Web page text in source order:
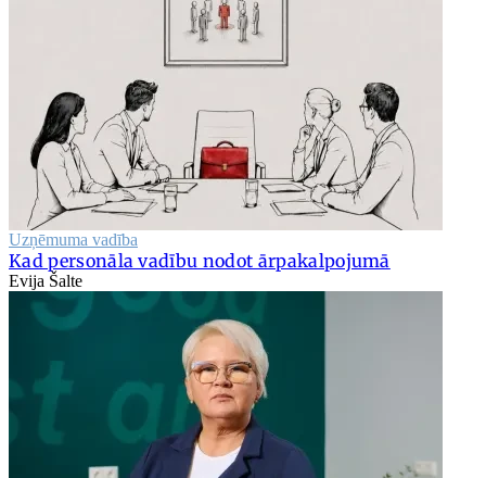
Uzņēmuma vadība
Kad personāla vadību nodot ārpakalpojumā
Evija Šalte